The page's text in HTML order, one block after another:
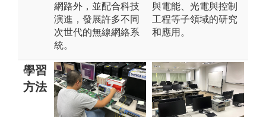
網路外，並配合科技
演進，發展許多不同
次世代的無線網絡系
統。
與電能、光電與控制
工程等子領域的研究
和應用。
學習
方法